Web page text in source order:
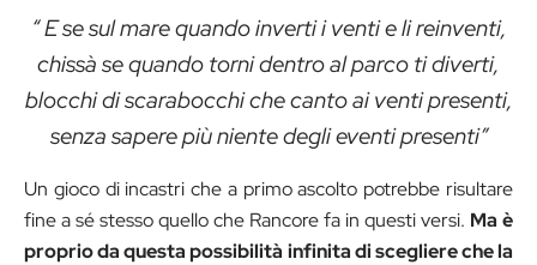
“ E se sul mare quando inverti i venti e li reinventi,
chissà se quando torni dentro al parco ti diverti,
blocchi di scarabocchi che canto ai venti presenti,
senza sapere più niente degli eventi presenti”
Un gioco di incastri che a primo ascolto potrebbe risultare
fine a sé stesso quello che Rancore fa in questi versi. Ma è
proprio da questa possibilità infinita di scegliere che la